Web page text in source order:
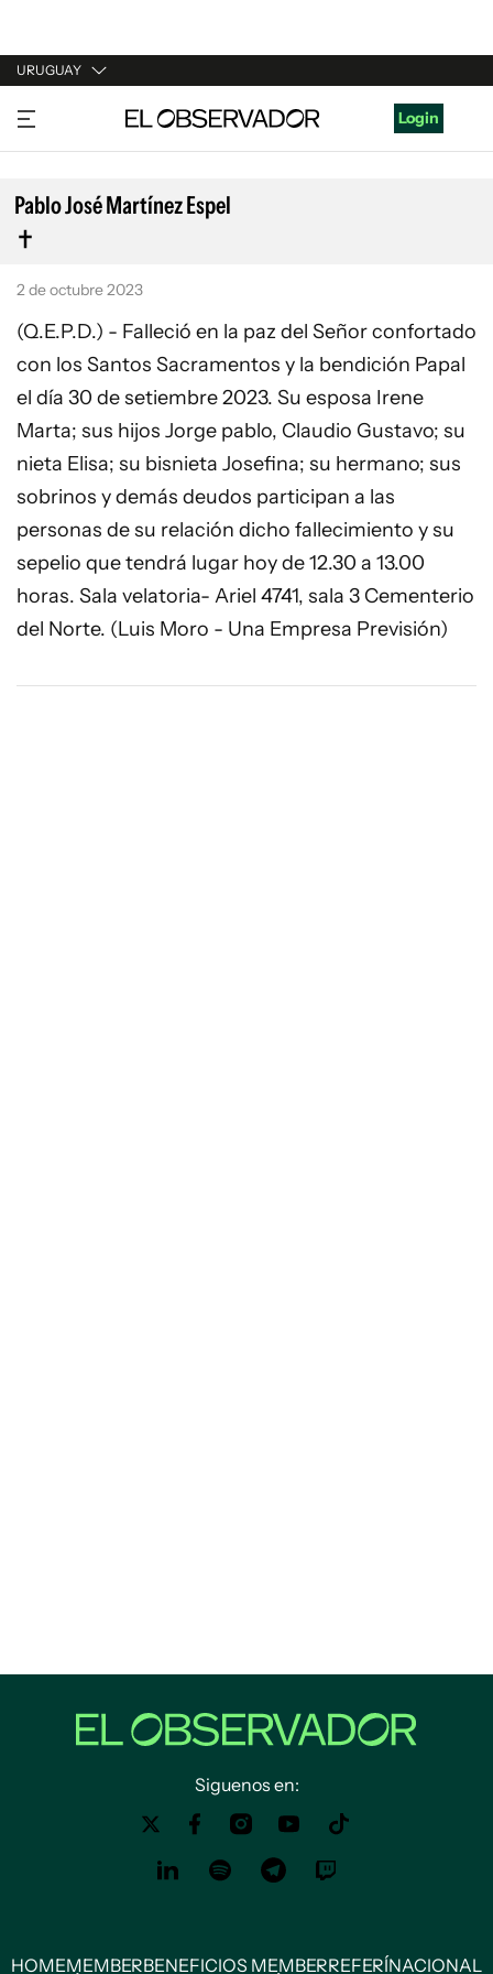
URUGUAY
URUGUAY
ARGENTINA
ESPAÑA
ESTADOS UNIDOS
Login
Pablo José Martínez Espel
2 de octubre 2023
(Q.E.P.D.) - Falleció en la paz del Señor confortado
con los Santos Sacramentos y la bendición Papal
el día 30 de setiembre 2023. Su esposa Irene
Marta; sus hijos Jorge pablo, Claudio Gustavo; su
nieta Elisa; su bisnieta Josefina; su hermano; sus
sobrinos y demás deudos participan a las
personas de su relación dicho fallecimiento y su
sepelio que tendrá lugar hoy de 12.30 a 13.00
horas. Sala velatoria- Ariel 4741, sala 3 Cementerio
del Norte. (Luis Moro - Una Empresa Previsión)
Siguenos en:
HOMEMEMBERBENEFICIOS MEMBERREFERÍNACIONAL